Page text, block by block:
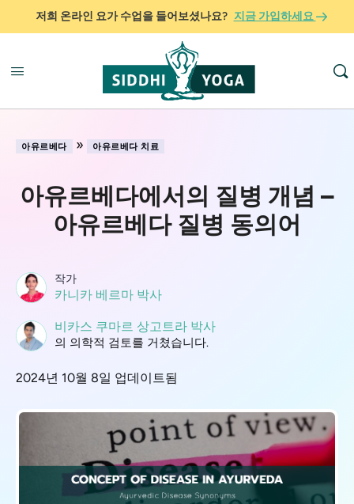
저희 온라인 요가 수업을 들어보셨나요? 지금 가입하세요
아유르베다 » 아유르베다 치료
아유르베다에서의 질병 개념 –
아유르베다 질병 동의어
작가
카니카 베르마 박사
비카스 쿠마르 상고트라 박사
의 의학적 검토를 거쳤습니다.
2024년 10월 8일 업데이트됨